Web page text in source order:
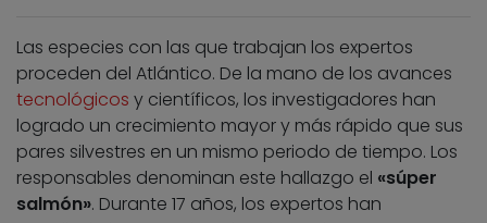
Las especies con las que trabajan los expertos
proceden del Atlántico. De la mano de los avances
tecnológicos y científicos, los investigadores han
logrado un crecimiento mayor y más rápido que sus
pares silvestres en un mismo periodo de tiempo. Los
responsables denominan este hallazgo el «súper
salmón». Durante 17 años, los expertos han